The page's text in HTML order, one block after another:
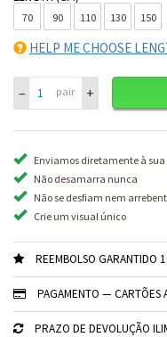
70 90 110 130 150
HELP ME CHOOSE
– pair +
Enviamos diretamente à sua
Não desamarra nunca
Não se desfiam nem
Crie um visual único
REEMBOLSO GARANTIDO
PAGAMENTO — CARTÕES
PRAZO DE DEVOLUÇÃO